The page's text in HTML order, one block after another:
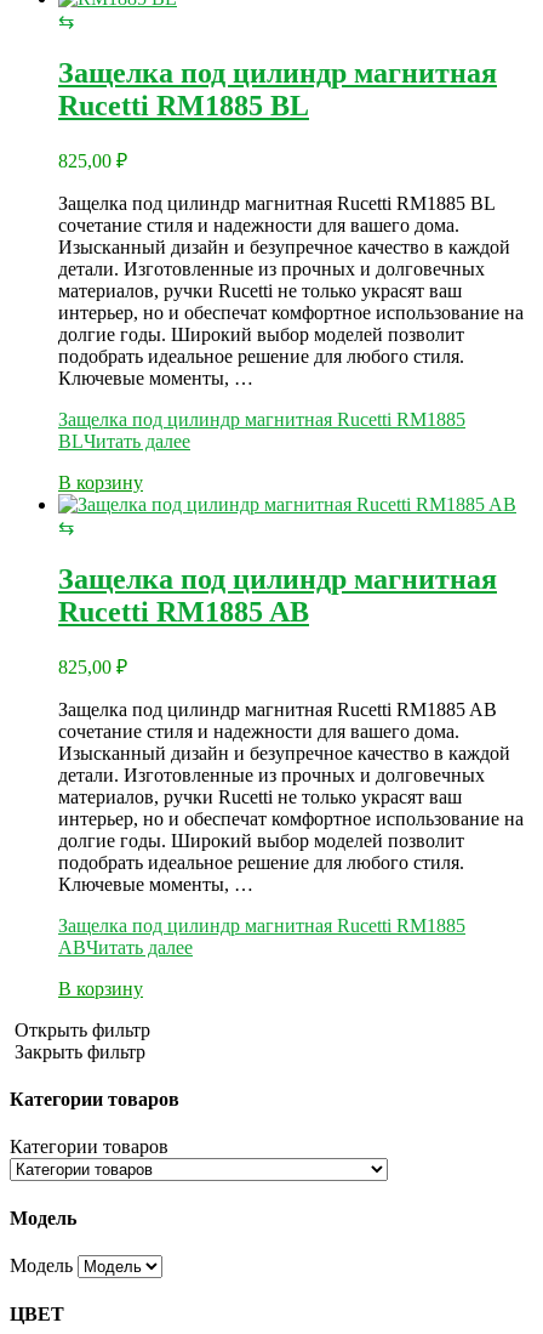
⇆
Защелка под цилиндр магнитная
Rucetti RM1885 BL
825,00 ₽
Защелка под цилиндр магнитная Rucetti RM1885 BL
сочетание стиля и надежности для вашего дома.
Изысканный дизайн и безупречное качество в каждой
детали. Изготовленные из прочных и долговечных
материалов, ручки Rucetti не только украсят ваш
интерьер, но и обеспечат комфортное использование на
долгие годы. Широкий выбор моделей позволит
подобрать идеальное решение для любого стиля.
Ключевые моменты, …
Защелка под цилиндр магнитная Rucetti RM1885
BLЧитать далее
В корзину
⇆
Защелка под цилиндр магнитная
Rucetti RM1885 AB
825,00 ₽
Защелка под цилиндр магнитная Rucetti RM1885 AB
сочетание стиля и надежности для вашего дома.
Изысканный дизайн и безупречное качество в каждой
детали. Изготовленные из прочных и долговечных
материалов, ручки Rucetti не только украсят ваш
интерьер, но и обеспечат комфортное использование на
долгие годы. Широкий выбор моделей позволит
подобрать идеальное решение для любого стиля.
Ключевые моменты, …
Защелка под цилиндр магнитная Rucetti RM1885
ABЧитать далее
В корзину
Открыть фильтр
Закрыть фильтр
Категории товаров
Категории товаров
Модель
Модель
ЦВЕТ